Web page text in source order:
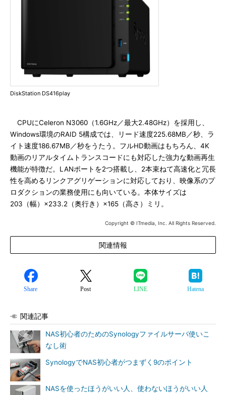
DiskStation DS416play
CPUにCeleron N3060（1.6GHz／最大2.48GHz）を採用し、
Windows環境のRAID 5構成では、リード速度225.68MB／秒、ラ
イト速度186.67MB／秒をうたう。フルHD動画はもちろん、4K
動画のリアルタイムトランスコードにも対応した強力な動画再生
機能が特徴だ。LANポートを2つ搭載し、2本束ねて高速化と冗長
性を高めるリンクアグリゲーションに対応しており、映像系のプ
ロダクションの業務使用にも向いている。本体サイズは
203（幅）×233.2（奥行き）×165（高さ）ミリ。
Copyright © ITmedia, Inc. All Rights Reserved.
関連情報
Share Post LINE Hatena
関連記事
NAS初心者のためのSynologyファイルサーバ使いこ
なし術
SynologyでNAS初心者がつまずく9のポイント
NASを使ったほうがいい人、使わないほうがいい人